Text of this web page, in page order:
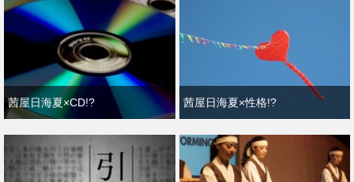
茜屋日海夏×CD!? 茜屋日海夏×性格!?